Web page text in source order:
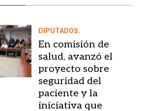
DIPUTADOS.
En comisión de
salud, avanzó el
proyecto sobre
seguridad del
paciente y la
iniciativa que